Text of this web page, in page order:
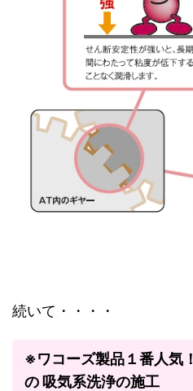
続いて・・・・
※ワコーズ製品１番人気！
の 吸気系洗浄の施工